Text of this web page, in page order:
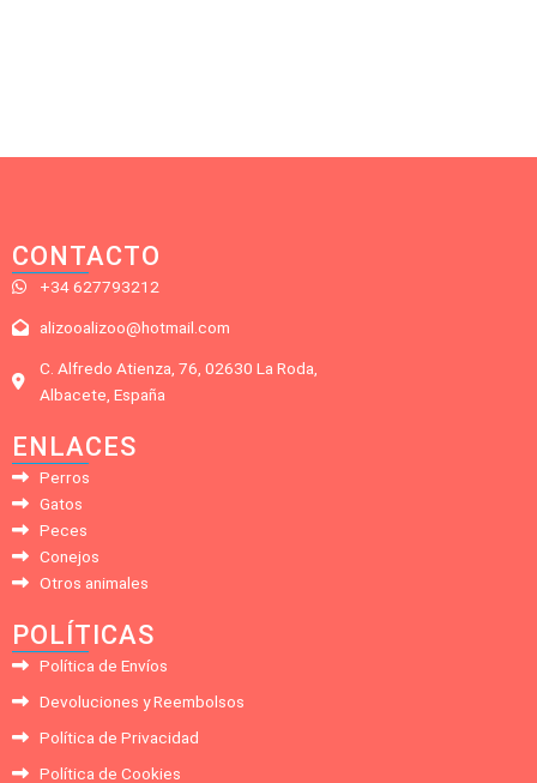
CONTACTO
+34 627793212
alizooalizoo@hotmail.com
C. Alfredo Atienza, 76, 02630 La Roda,
Albacete, España
ENLACES
Perros
Gatos
Peces
Conejos
Otros animales
POLÍTICAS
Política de Envíos
Devoluciones y Reembolsos
Política de Privacidad
Política de Cookies